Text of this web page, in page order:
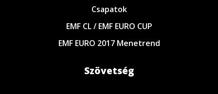
Csapatok
EMF CL / EMF EURO CUP
EMF EURO 2017 Menetrend
Szövetség